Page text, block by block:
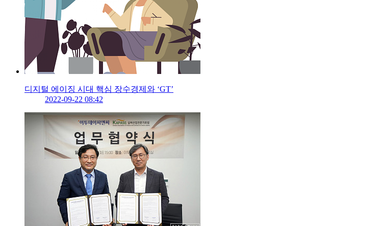
디지털 에이징 시대 핵심 장수경제와 ‘GT’
2022-09-22 08:42